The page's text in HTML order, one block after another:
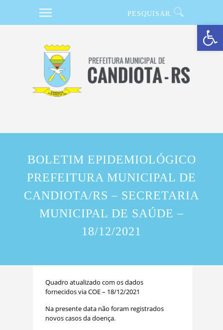
Barra de Ferramentas Aberta
BOLETIM EPIDEMIOLÓGICO
PREFEITURA MUNICIPAL DE
CANDIOTA/RS – SECRETARIA
MUNICIPAL DE SAÚDE –
18/12/2021
Quadro atualizado com os dados
fornecidos via COE – 18/12/2021
Na presente data não foram registrados
novos casos da doença.